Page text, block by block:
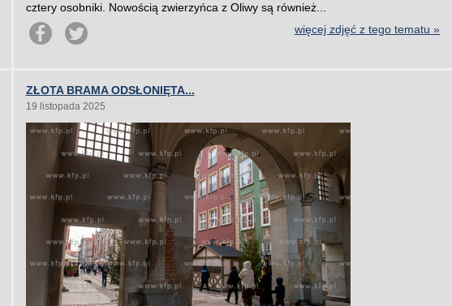
cztery osobniki. Nowością zwierzyńca z Oliwy są również...
więcej zdjęć z tego tematu »
ZŁOTA BRAMA ODSŁONIĘTA...
19 listopada 2025